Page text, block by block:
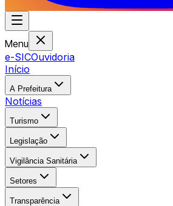
Menu
e-SICOuvidoria
Início
A Prefeitura
Notícias
Turismo
Legislação
Vigilância Sanitária
Setores
Transparência